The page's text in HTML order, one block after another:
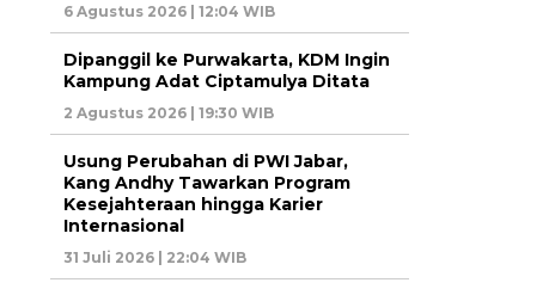
6 Agustus 2026 | 12:04 WIB
Dipanggil ke Purwakarta, KDM Ingin
Kampung Adat Ciptamulya Ditata
2 Agustus 2026 | 19:30 WIB
Usung Perubahan di PWI Jabar,
Kang Andhy Tawarkan Program
Kesejahteraan hingga Karier
Internasional
31 Juli 2026 | 22:04 WIB